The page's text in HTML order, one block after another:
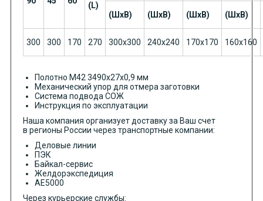
(L)
(ШхВ)
(ШхВ) (ШхВ) (ШхВ)
300 300 170 270 300х300 240х240 170х170 160х160
Полотно М42 3490х27х0,9 мм
Механический упор для отмера заготовки
Система подвода СОЖ
Инструкция по эксплуатации
Наша компания организует доставку за Ваш счет
в регионы России через транспортные компании:
Деловые линии
ПЭК
Байкал-сервис
Желдорэкспедиция
АЕ5000
Через курьерские службы: